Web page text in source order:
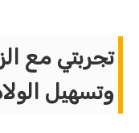
تجربتي مع
وتسهيل